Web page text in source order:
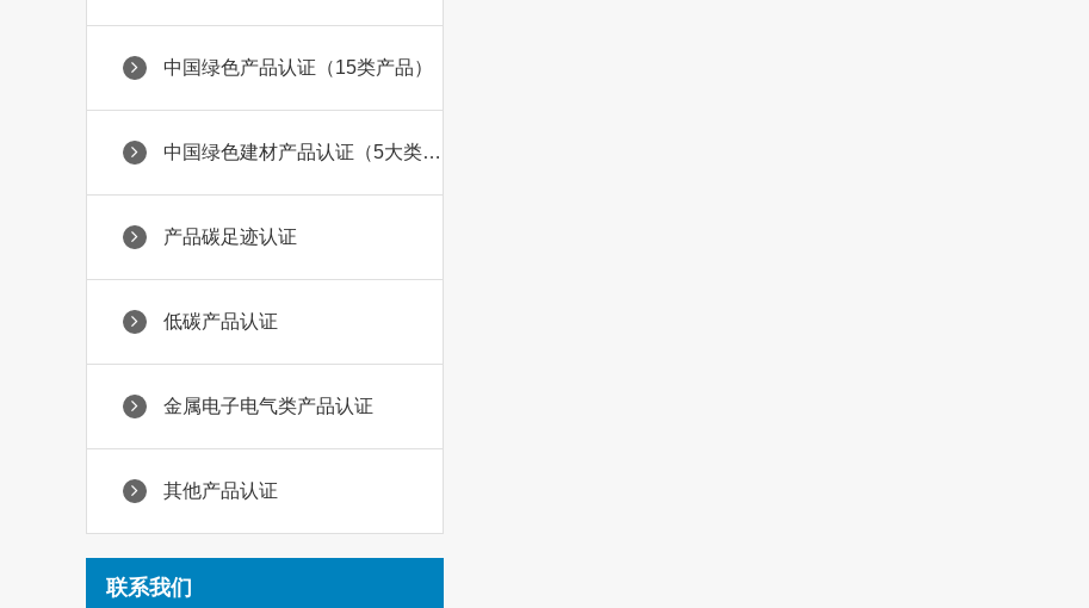
中国绿色产品认证（15类产品）
中国绿色建材产品认证（5大类69小类）
产品碳足迹认证
低碳产品认证
金属电子电气类产品认证
其他产品认证
联系我们